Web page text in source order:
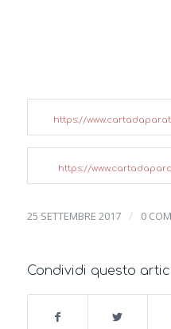
https://
https://
25 SETTEMBRE 2017 / 0
Condividi questo